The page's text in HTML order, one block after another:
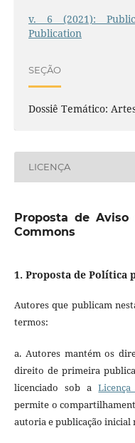
v. 6 (2021):
Publication
SEÇÃO
Dossiê Temático:
LICENÇA
Proposta de
Commons
1. Proposta de Política
Autores que publicam
termos:
a. Autores mantém os
direito de primeira
licenciado sob a
permite o
autoria e publicação inicial